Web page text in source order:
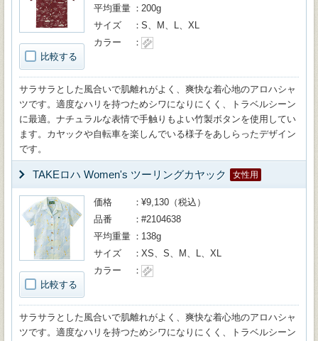
比較する
平均重量
200g
サイズ
S、M、L、XL
カラー
サラサラとした風合いで肌離れがよく、爽快な着心地のアロハシャ
ツです。適度なハリを持つためシワになりにくく、トラベルシーン
に最適。ナチュラルな表情で手触りもよい竹製ボタンを使用してい
ます。カヤックや自転車を楽しんでいる様子をあしらったデザイン
です。
TAKEロハ Women's ツーリングカヤック 女性用
比較する
価格
¥9,130（税込）
品番
#2104638
平均重量
138g
サイズ
XS、S、M、L、XL
カラー
サラサラとした風合いで肌離れがよく、爽快な着心地のアロハシャ
ツです。適度なハリを持つためシワになりにくく、トラベルシーン